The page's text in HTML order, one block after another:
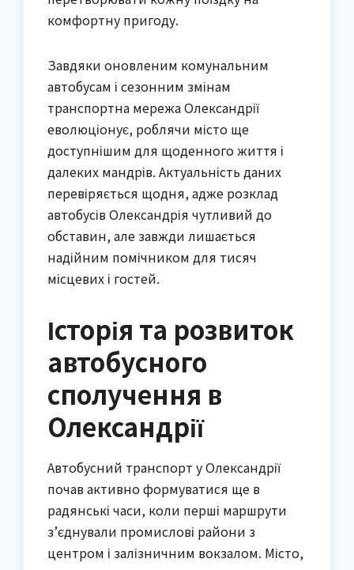
комфортну пригоду.
Завдяки оновленим комунальним
автобусам і сезонним змінам
транспортна мережа Олександрії
еволюціонує, роблячи місто ще
доступнішим для щоденного життя і
далеких мандрів. Актуальність даних
перевіряється щодня, адже розклад
автобусів Олександрія чутливий до
обставин, але завжди лишається
надійним помічником для тисяч
місцевих і гостей.
Історія та розвиток
автобусного
сполучення в
Олександрії
Автобусний транспорт у Олександрії
почав активно формуватися ще в
радянські часи, коли перші маршрути
з’єднували промислові райони з
центром і залізничним вокзалом. Місто,